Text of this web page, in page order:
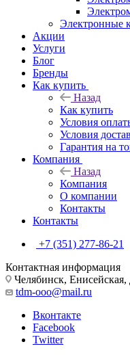
Электронные
Акции
Услуги
Блог
Бренды
Как купить
Назад
Как купить
Условия
Условия
Гарантия на
Компания
Назад
Компания
О компании
Контакты
Контакты
+7 (351) 277-86-21
Контактная информация
Челябинск,
tdm-ooo@mail.ru
Вконтакте
Facebook
Twitter